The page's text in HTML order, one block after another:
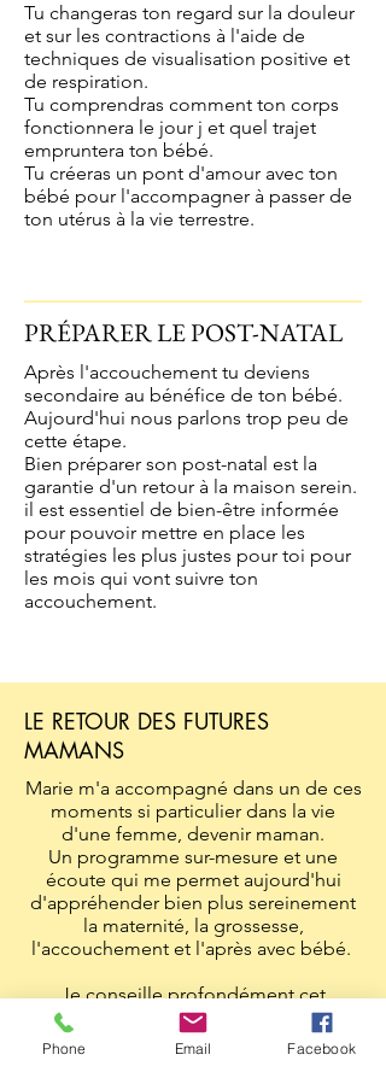
Tu changeras ton regard sur la douleur
et sur les contractions à l'aide de
techniques de visualisation positive et
de respiration.
Tu comprendras comment ton corps
fonctionnera le jour j et quel trajet
empruntera ton bébé.
Tu créeras un pont d'amour avec ton
bébé pour l'accompagner à passer de
ton utérus à la vie terrestre.
PRÉPARER LE POST-NATAL
Après l'accouchement tu deviens
secondaire au bénéfice de ton bébé.
Aujourd'hui nous parlons trop peu de
cette étape.
Bien préparer son post-natal est la
garantie d'un retour à la maison serein. ​
il est essentiel de bien-être informée
pour pouvoir mettre en place les
stratégies les plus justes pour toi pour
les mois qui vont suivre ton
accouchement.
LE RETOUR DES FUTURES
MAMANS
Marie m'a accompagné dans un de ces
moments si particulier dans la vie
d'une femme, devenir maman.
Un programme sur-mesure et une
écoute qui me permet aujourd'hui
d'appréhender bien plus sereinement
la maternité, la grossesse,
l'accouchement et l'après avec bébé.
Je conseille profondément cet
accompagnement :)
Merci du fond du coeur Marie !
Phone Email Facebook